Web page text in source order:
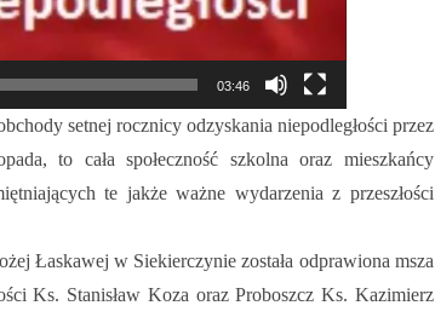
03:46
setnej rocznicy odzyskania niepodległości przez
to cała społeczność szkolna oraz mieszkańcy
te jakże ważne wydarzenia z przeszłości
Łaskawej w Siekierczynie została odprawiona msza
Ks. Stanisław Koza oraz Proboszcz Ks. Kazimierz